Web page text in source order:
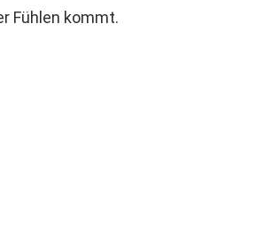
Fühlen kommt.